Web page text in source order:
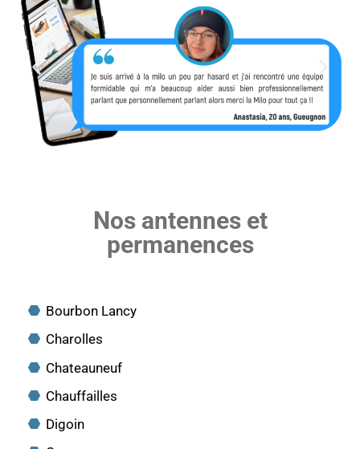
Nos antennes et
permanences
Bourbon Lancy
Charolles
Chateauneuf
Chauffailles
Digoin